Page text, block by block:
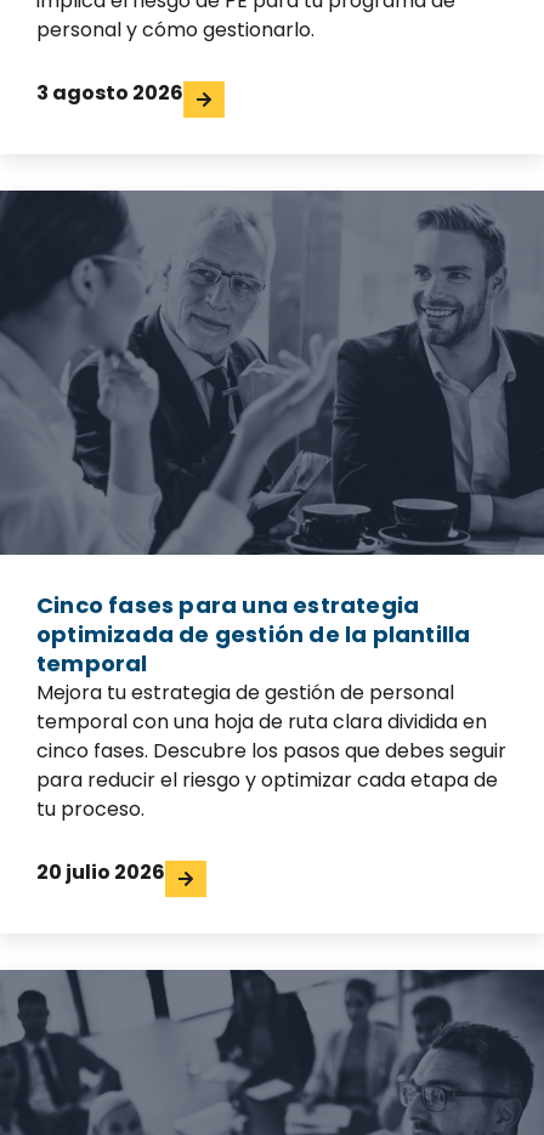
personal y cómo gestionarlo.
3 agosto 2026
Cinco fases para una estrategia
optimizada de gestión de la plantilla
temporal
Mejora tu estrategia de gestión de personal
temporal con una hoja de ruta clara dividida en
cinco fases. Descubre los pasos que debes seguir
para reducir el riesgo y optimizar cada etapa de
tu proceso.
20 julio 2026